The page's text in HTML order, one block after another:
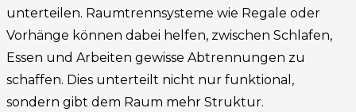
unterteilen. Raumtrennsysteme wie Regale oder
Vorhänge können dabei helfen, zwischen Schlafen,
Essen und Arbeiten gewisse Abtrennungen zu
schaffen. Dies unterteilt nicht nur funktional,
sondern gibt dem Raum mehr Struktur.